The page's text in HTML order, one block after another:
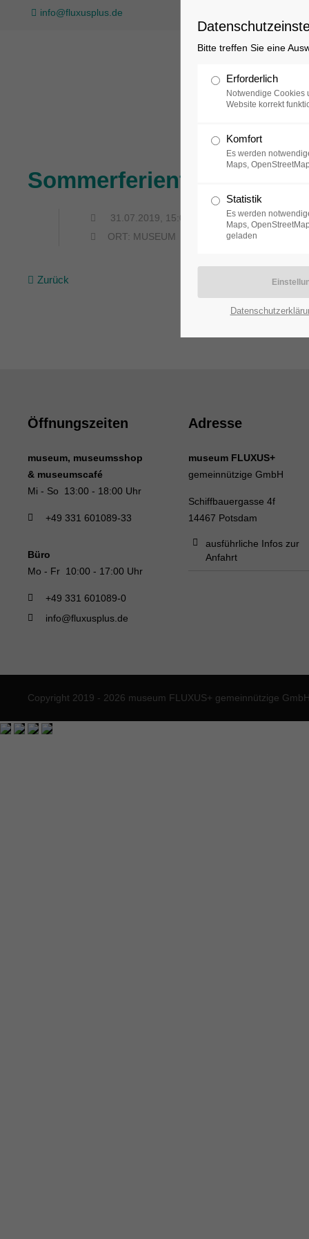
info@fluxusplus.de
Sammlung
Sommerferienführung
31.07.2019, 15:00
ORT: MUSEUM
Zurück
Öffnungszeiten
museum, museumsshop
& museumscafé
Mi - So 13:00 - 18:00 Uhr
+49 331 601089-33
Büro
Mo - Fr 10:00 - 17:00 Uhr
+49 331 601089-0
info@fluxusplus.de
Adresse
museum FLUXUS+
gemeinnützige GmbH
Schiffbauergasse 4f
14467 Potsdam
ausführliche Infos zur
Anfahrt
Copyright 2019 - 2026 museum FLUXUS+ gemeinnützige
Bitte treffen Sie eine
Erforderlich
Notwendige Cookies
Website korrekt
Komfort
Es werden
Maps,
Statistik
Es werden
Maps,
geladen